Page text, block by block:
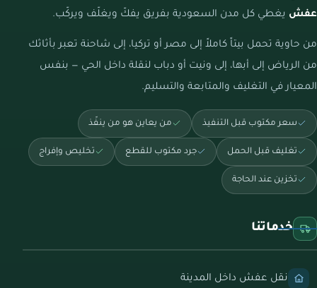
عفش يغطي كل مدن السعودية بفريق يفكّ ويغلّف ويركّب.
من حاوية تحمل بيتاً كاملاً إلى مصر أو تركيا، إلى شاحنة تعبر بأثاثك
من الرياض إلى أبها، إلى ونيت أو دباب لنقلة داخل الحي — بنفس
المعيار في التغليف والمتابعة والتسليم.
سعر مكتوب قبل التنفيذ من يعاين هو من ينفّذ
تغليف قبل الحمل جرد مكتوب للقطع تخليص وإفراج
تخزين عند الحاجة
خدماتنا
نقل عفش داخل المدينة